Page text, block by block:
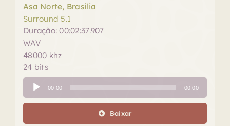
Asa Norte, Brasilia
Surround 5.1
Duração: 00:02:37.907
WAV
48000 khz
24 bits
Tocador
de
áudio
00:00 00:00
Baixar